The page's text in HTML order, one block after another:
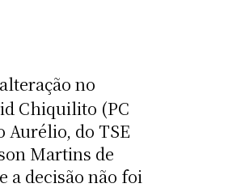
no
Chiquilito (PC
do TSE
Martins de
a decisão não foi